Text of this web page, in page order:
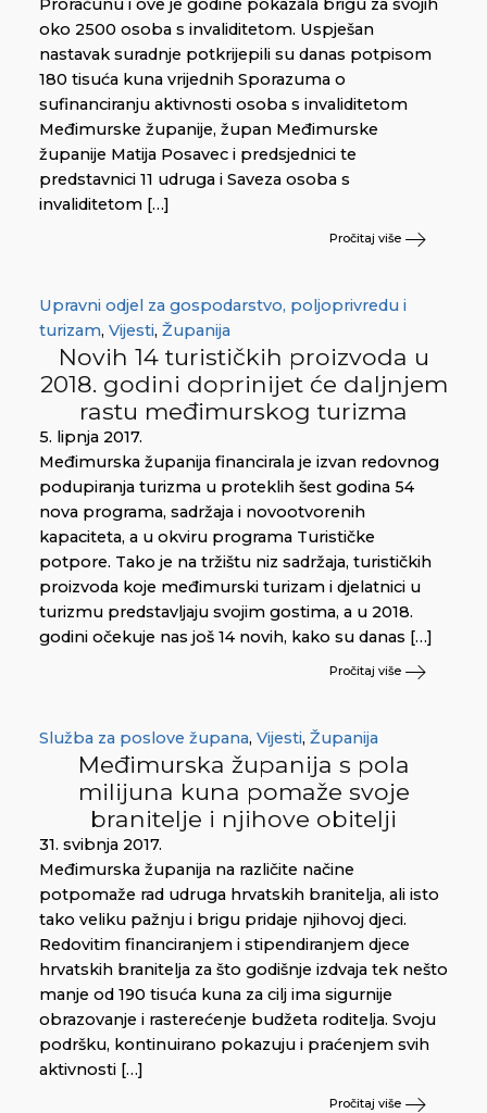
Proračunu i ove je godine pokazala brigu za svojih
oko 2500 osoba s invaliditetom. Uspješan
nastavak suradnje potkrijepili su danas potpisom
180 tisuća kuna vrijednih Sporazuma o
sufinanciranju aktivnosti osoba s invaliditetom
Međimurske županije, župan Međimurske
županije Matija Posavec i predsjednici te
predstavnici 11 udruga i Saveza osoba s
invaliditetom […]
Pročitaj više
Upravni odjel za gospodarstvo, poljoprivredu i
turizam, Vijesti, Županija
Novih 14 turističkih proizvoda u
2018. godini doprinijet će daljnjem
rastu međimurskog turizma
5. lipnja 2017.
Međimurska županija financirala je izvan redovnog
podupiranja turizma u proteklih šest godina 54
nova programa, sadržaja i novootvorenih
kapaciteta, a u okviru programa Turističke
potpore. Tako je na tržištu niz sadržaja, turističkih
proizvoda koje međimurski turizam i djelatnici u
turizmu predstavljaju svojim gostima, a u 2018.
godini očekuje nas još 14 novih, kako su danas […]
Pročitaj više
Služba za poslove župana, Vijesti, Županija
Međimurska županija s pola
milijuna kuna pomaže svoje
branitelje i njihove obitelji
31. svibnja 2017.
Međimurska županija na različite načine
potpomaže rad udruga hrvatskih branitelja, ali isto
tako veliku pažnju i brigu pridaje njihovoj djeci.
Redovitim financiranjem i stipendiranjem djece
hrvatskih branitelja za što godišnje izdvaja tek nešto
manje od 190 tisuća kuna za cilj ima sigurnije
obrazovanje i rasterećenje budžeta roditelja. Svoju
podršku, kontinuirano pokazuju i praćenjem svih
aktivnosti […]
Pročitaj više